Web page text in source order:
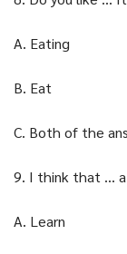
A. Eating
B. Eat
C. Both of the
9. I think that … a
A. Learn